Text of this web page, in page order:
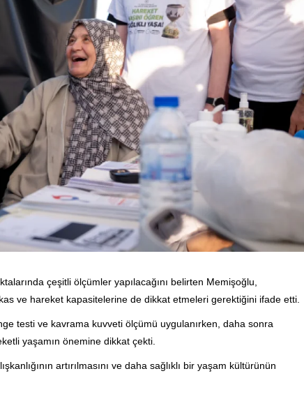
çeşitli ölçümler yapılacağını belirten Memişoğlu,
ve hareket kapasitelerine de dikkat etmeleri gerektiğini ifade etti.
testi ve kavrama kuvveti ölçümü uygulanırken, daha sonra
yaşamın önemine dikkat çekti.
artırılmasını ve daha sağlıklı bir yaşam kültürünün